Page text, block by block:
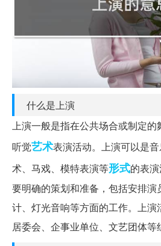
什么是上演
上演一般是指在公共场合或制定
听觉艺术表演活动。上演可以是
术、马戏、模特表演等形式的表
要明确的策划和准备，包括安排演
计、灯光音响等方面的工作。上演
居委会、企事业单位、文艺团体等